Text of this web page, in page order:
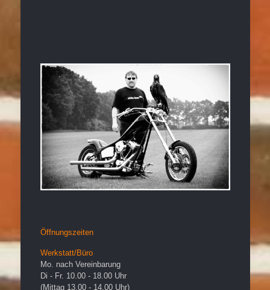
Öffnungszeiten
Werkstatt/Büro
Mo. nach Vereinbarung
Di - Fr. 10.00 - 18.00 Uhr
(Mittag 13.00 - 14.00 Uhr)